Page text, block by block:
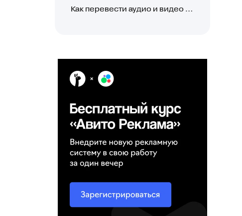
Как перевести аудио и видео в текст: обзор 24 нейросетей, программ и сервисов для транскрибации